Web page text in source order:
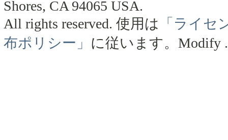
Shores, CA 94065 USA.
All rights reserved. 使用は 「ライセ
布ポリシー」 に従います。 Modify